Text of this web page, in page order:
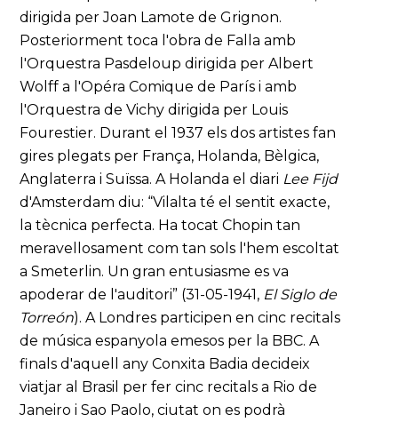
dirigida per Joan Lamote de Grignon.
Posteriorment toca l'obra de Falla amb
l'Orquestra Pasdeloup dirigida per Albert
Wolff a l'Opéra Comique de París i amb
l'Orquestra de Vichy dirigida per Louis
Fourestier. Durant el 1937 els dos artistes fan
gires plegats per França, Holanda, Bèlgica,
Anglaterra i Suïssa. A Holanda el diari Lee Fijd
d'Amsterdam diu: “Vilalta té el sentit exacte,
la tècnica perfecta. Ha tocat Chopin tan
meravellosament com tan sols l'hem escoltat
a Smeterlin. Un gran entusiasme es va
apoderar de l'auditori” (31-05-1941, El Siglo de
Torreón). A Londres participen en cinc recitals
de música espanyola emesos per la BBC. A
finals d'aquell any Conxita Badia decideix
viatjar al Brasil per fer cinc recitals a Rio de
Janeiro i Sao Paolo, ciutat on es podrà